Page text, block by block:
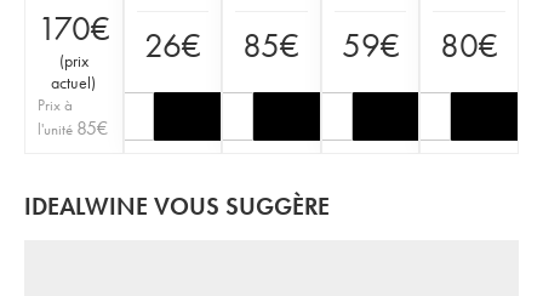
170€
(prix
actuel)
Prix à
l'unité 85€
26€ 85€ 59€ 80€
IDEALWINE VOUS SUGGÈRE